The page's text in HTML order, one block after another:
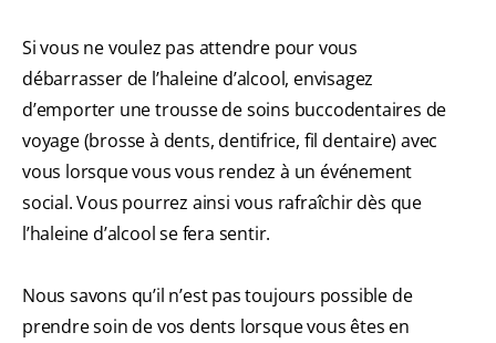
Si vous ne voulez pas attendre pour vous
débarrasser de l’haleine d’alcool, envisagez
d’emporter une trousse de soins buccodentaires de
voyage (brosse à dents, dentifrice, fil dentaire) avec
vous lorsque vous vous rendez à un événement
social. Vous pourrez ainsi vous rafraîchir dès que
l’haleine d’alcool se fera sentir.
Nous savons qu’il n’est pas toujours possible de
prendre soin de vos dents lorsque vous êtes en